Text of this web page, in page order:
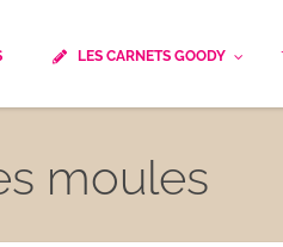
LES CARNETS GOODY
moules